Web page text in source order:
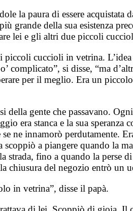
la paura di essere acquistata
grande della sua esistenza
lei e gli altri due piccoli
piccoli cuccioli in vetrina.
complicato”, si disse, “ma
per il meglio. Era un
della gente che passavano.
era stanca e la sua
ne innamorò perdutamente.
a piangere quando la
strada, fino a quando la perse
chiusura del negozio entrò un
in vetrina”, disse il papà.